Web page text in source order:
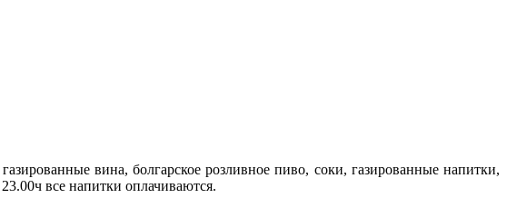
вина, болгарское розливное пиво, соки, газированные напитки,
все напитки оплачиваются.